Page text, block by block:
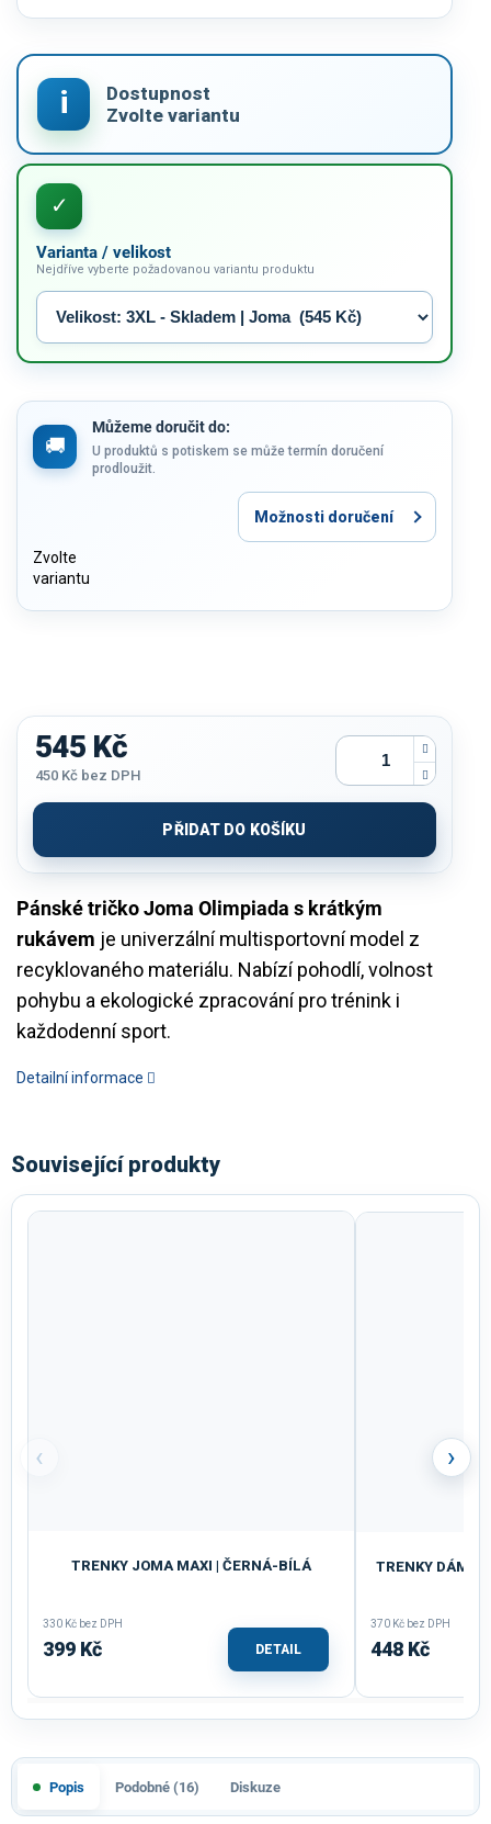
Varianta / velikost
Nejdříve vyberte požadovanou variantu produktu
Můžeme doručit do:
Zvolte
variantu
U produktů s potiskem se může termín doručení
prodloužit.
Možnosti doručení
Pánské tričko Joma Olimpiada s krátkým
rukávem je univerzální multisportovní model z
recyklovaného materiálu. Nabízí pohodlí, volnost
pohybu a ekologické zpracování pro trénink i
každodenní sport.
Detailní informace
545 Kč
450 Kč bez DPH
cena:
PŘIDAT DO KOŠÍKU
Související produkty
‹
TRENKY JOMA MAXI | ČERNÁ-BÍLÁ
330 Kč bez DPH
399 Kč DETAIL
TRENKY
370 Kč bez DPH
448 Kč
›
Popis Podobné (16) Diskuze